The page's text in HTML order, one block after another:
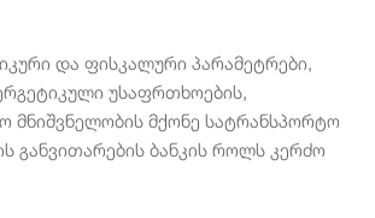
და ფისკალური პარამეტრები,
უსაფრთხოების,
მნიშვნელობის მქონე სატრანსპორტო
განვითარების ბანკის როლს კერძო